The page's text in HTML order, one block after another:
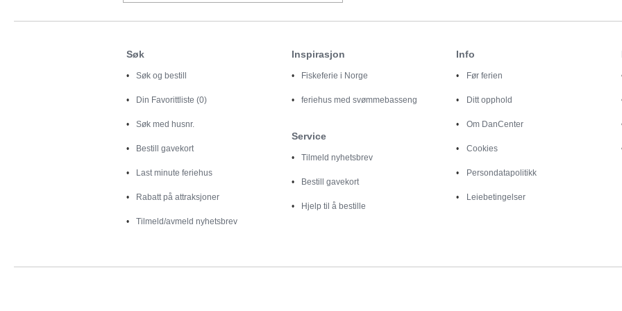
Søk
Søk og bestill
Din Favorittliste (0)
Søk med husnr.
Bestill gavekort
Last minute feriehus
Rabatt på attraksjoner
Tilmeld/avmeld nyhetsbrev
Inspirasjon
Fiskeferie i Norge
feriehus med svømmebasseng
Service
Tilmeld nyhetsbrev
Bestill gavekort
Hjelp til å bestille
Info
Før ferien
Ditt opphold
Om DanCenter
Cookies
Persondatapolitikk
Leiebetingelser